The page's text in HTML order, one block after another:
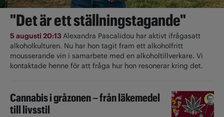
"Det är ett ställningstagande"
5 augusti 20:13 Alexandra Pascalidou har aktivt ifrågasatt
alkoholkulturen. Nu har hon tagit fram ett alkoholfritt
mousserande vin i samarbete med en alkoholtillverkare. Vi
kontaktade henne för att fråga hur hon resonerar kring det.
Cannabis i gråzonen – från läkemedel
till livsstil